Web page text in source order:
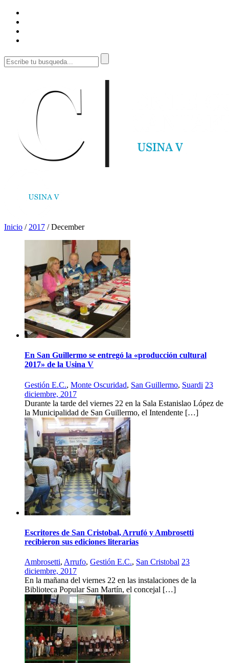
Inicio / 2017 /December
En San Guillermo se entregó la «producción cultural
2017» de la Usina V
Gestión E.C., Monte Oscuridad, San Guillermo, Suardi 23
diciembre, 2017
Durante la tarde del viernes 22 en la Sala Estanislao López de
la Municipalidad de San Guillermo, el Intendente […]
Escritores de San Cristobal, Arrufó y Ambrosetti
recibieron sus ediciones literarias
Ambrosetti, Arrufo, Gestión E.C., San Cristobal 23
diciembre, 2017
En la mañana del viernes 22 en las instalaciones de la
Biblioteca Popular San Martín, el concejal […]